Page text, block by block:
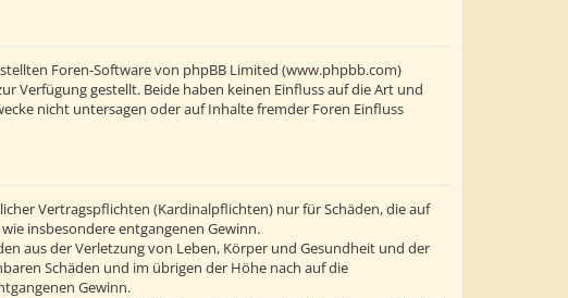
Foren-Software von phpBB Limited (www.phpbb.com)
gestellt. Beide haben keinen Einfluss auf die Art und
nicht untersagen oder auf Inhalte fremder Foren Einfluss
Vertragspflichten (Kardinalpflichten) nur für Schäden, die auf
insbesondere entgangenen Gewinn.
aus der Verletzung von Leben, Körper und Gesundheit und der
Schäden und im übrigen der Höhe nach auf die
Gewinn.